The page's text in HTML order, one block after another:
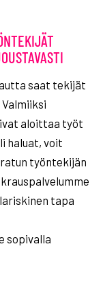
saat tekijät
aloittaa työt
haluat, voit
työntekijän
tapa
sopivalla